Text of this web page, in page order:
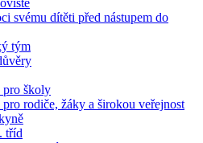
svému dítěti před nástupem do
tým
školy
rodiče, žáky a širokou veřejnost
tříd